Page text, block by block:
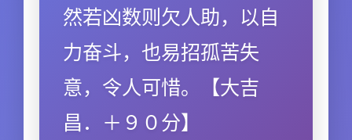
然若凶数则欠人助，以自
力奋斗，也易招孤苦失
意，令人可惜。【大吉
昌．＋９０分】